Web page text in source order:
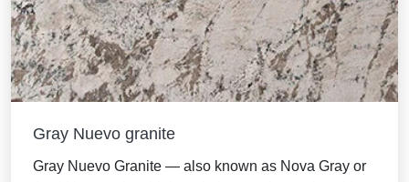
Gray Nuevo granite
Gray Nuevo Granite — also known as Nova Gray or